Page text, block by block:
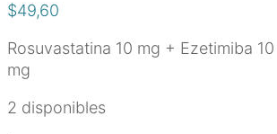
$49,60
Rosuvastatina 10 mg + Ezetimiba 10
mg
2 disponibles